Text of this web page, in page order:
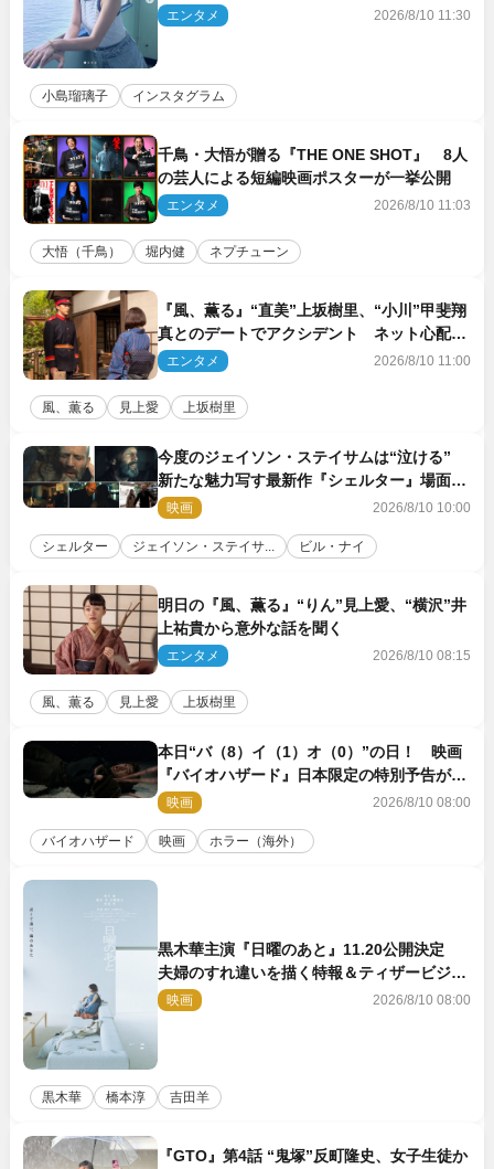
に！」
エンタメ 2026/8/10 11:30
小島瑠璃子 インスタグラム
千鳥・大悟が贈る『THE ONE SHOT』 8人
の芸人による短編映画ポスターが一挙公開
エンタメ 2026/8/10 11:03
大悟（千鳥） 堀内健 ネプチューン
『風、薫る』“直美”上坂樹里、“小川”甲斐翔
真とのデートでアクシデント ネット心配
「何かのフラグ？」「嫌な予感」
エンタメ 2026/8/10 11:00
風、薫る 見上愛 上坂樹里
今度のジェイソン・ステイサムは“泣ける”
新たな魅力写す最新作『シェルター』場面写
真解禁
映画 2026/8/10 10:00
シェルター ジェイソン・ステイサ... ビル・ナイ
明日の『風、薫る』“りん”見上愛、“横沢”井
上祐貴から意外な話を聞く
エンタメ 2026/8/10 08:15
風、薫る 見上愛 上坂樹里
本日“バ（8）イ（1）オ（0）”の日！ 映画
『バイオハザード』日本限定の特別予告が解
禁映画 2026/8/10 08:00
バイオハザード 映画 ホラー（海外）
黒木華主演『日曜のあと』11.20公開決定
夫婦のすれ違いを描く特報＆ティザービジュ
アル解禁
映画 2026/8/10 08:00
黒木華 橋本淳 吉田羊
『GTO』第4話 “鬼塚”反町隆史、女子生徒か